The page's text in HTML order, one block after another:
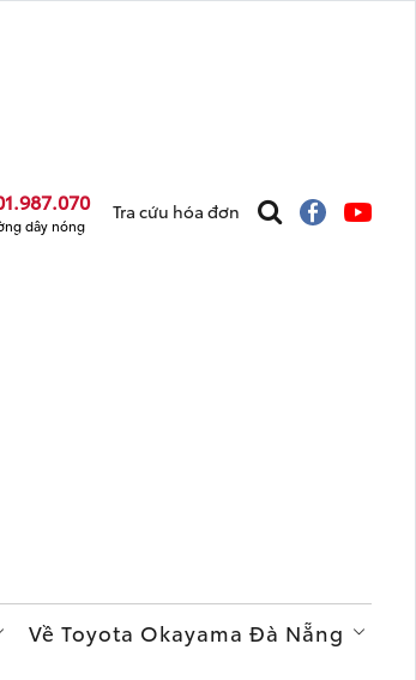
dây nóng
Tra cứu hóa đơn
Về Toyota Okayama Đà Nẵng